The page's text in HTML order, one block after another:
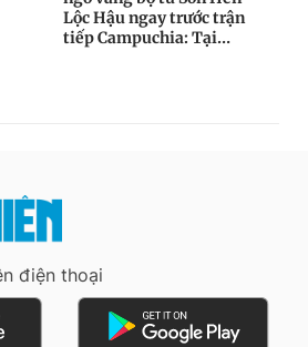
điện thoại